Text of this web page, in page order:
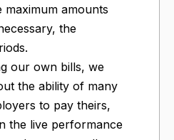
amounts
the
our own bills, we
the ability of many
to pay theirs,
the live performance